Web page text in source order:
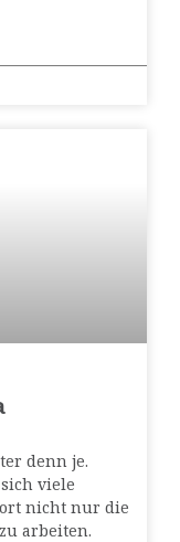
denn je.
viele
nicht nur die
arbeiten.